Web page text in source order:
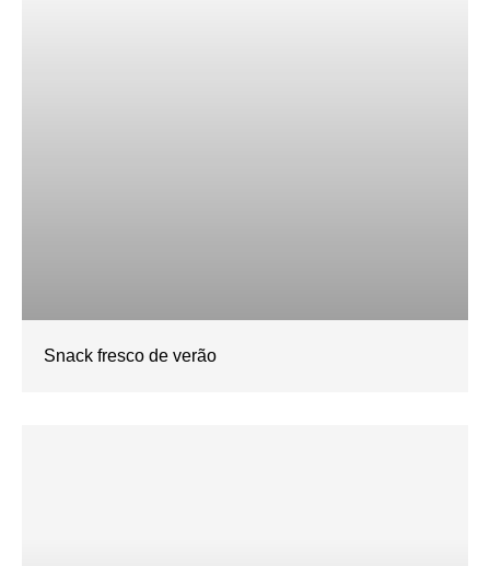
Snack fresco de verão